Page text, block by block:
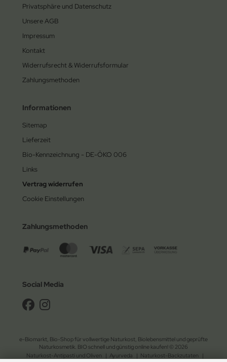
Privatsphäre und Datenschutz
Unsere AGB
Impressum
Kontakt
Widerrufsrecht & Widerrufsformular
Zahlungsmethoden
Informationen
Sitemap
Lieferzeit
Bio-Kennzeichnung - DE-ÖKO 006
Links
Vertrag widerrufen
Cookie Einstellungen
Zahlungsmethoden
Social Media
e-Biomarkt, Bio-Shop für vollwertige Naturkost, Biolebensmittel und geprüfte
Naturkosmetik. BIO schnell und günstig online kaufen! © 2026
Naturkost-Antipasti und Oliven
| Ayurveda | Naturkost-Backzutaten |